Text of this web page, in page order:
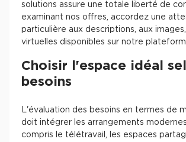
solutions assure une totale liberté de
examinant nos offres, accordez une
particulière aux descriptions, aux
virtuelles disponibles sur notre
Choisir l'espace idéal
besoins
L'évaluation des besoins en termes de
doit intégrer les arrangements
compris le télétravail, les espaces